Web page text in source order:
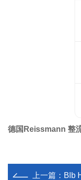
德国Reissmann 整
上一篇： Blb